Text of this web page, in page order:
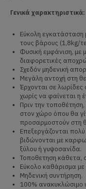
Γενικά χαρακτηριστικά:
Εύκολη εγκατάσταση
τους βάρους (1,8kg/
Φυσική εμφάνιση, με
διαφορετικές
Σχεδόν μηδενική
Μεγάλη αντοχή στη
Έρχονται σε λωρίδες
χωρίς να φαίνεται η
Πριν την
στον χώρο όπου θα
προσαρμοστούν στη
Επεξεργάζονται
βιδώνονται με
ξύλου ή γυψοσανίδα.
Τοποθετηση κάθετα,
Εύκολο καθάρισμα
Μηδενική συντήρηση.
100% ανακυκλώσιμο